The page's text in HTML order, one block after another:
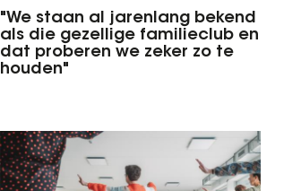
"We staan al jarenlang bekend
als die gezellige familieclub en
dat proberen we zeker zo te
houden"